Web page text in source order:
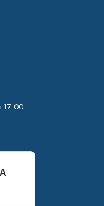
17:00